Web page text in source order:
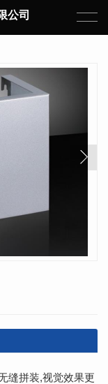
公司
缝拼装,视觉效果更